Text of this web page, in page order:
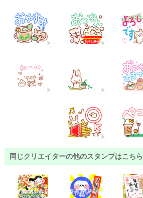
同じクリエイターの他のスタンプはこちら